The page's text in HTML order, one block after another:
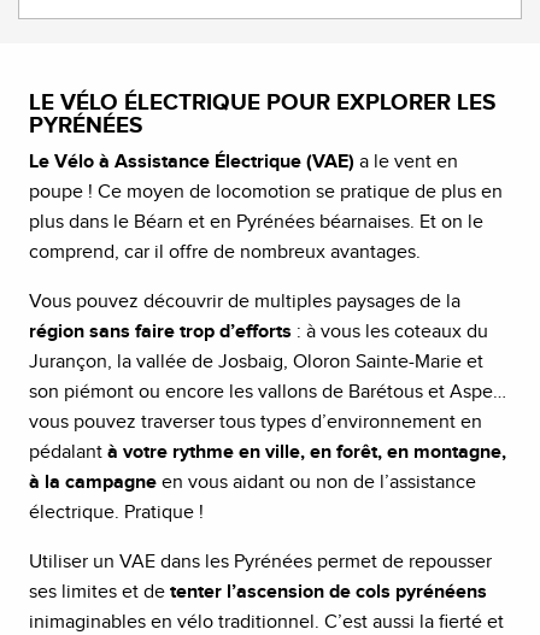
LE VÉLO ÉLECTRIQUE POUR EXPLORER LES
PYRÉNÉES
Le Vélo à Assistance Électrique (VAE) a le vent en
poupe ! Ce moyen de locomotion se pratique de plus en
plus dans le Béarn et en Pyrénées béarnaises. Et on le
comprend, car il offre de nombreux avantages.
Vous pouvez découvrir de multiples paysages de la
région sans faire trop d’efforts : à vous les coteaux du
Jurançon, la vallée de Josbaig, Oloron Sainte-Marie et
son piémont ou encore les vallons de Barétous et Aspe…
vous pouvez traverser tous types d’environnement en
pédalant à votre rythme en ville, en forêt, en montagne,
à la campagne en vous aidant ou non de l’assistance
électrique. Pratique !
Utiliser un VAE dans les Pyrénées permet de repousser
ses limites et de tenter l’ascension de cols pyrénéens
inimaginables en vélo traditionnel. C’est aussi la fierté et